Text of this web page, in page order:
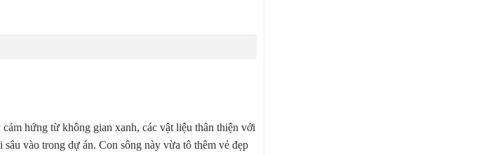
hứng từ không gian xanh, các vật liệu thân thiện với
vào trong dự án. Con sông này vừa tô thêm vẻ đẹp